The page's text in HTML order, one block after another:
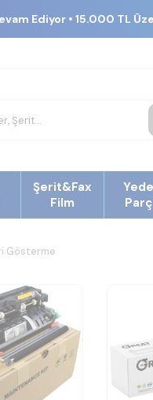
Ediyor • 15.000 TL
Şerit&Fax
Film
Gösterme